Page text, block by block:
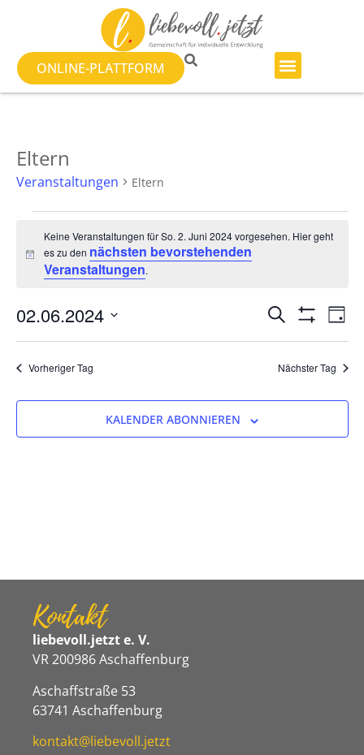
ONLINE-PLATTFORM
Eltern
Veranstaltungen Eltern
Hinweis
Keine Veranstaltungen für So. 2. Juni 2024 vorgesehen. Hier geht
es zu den nächsten bevorstehenden
Veranstaltungen.
Suche
und
SUCHE TAG
02.06.2024
wählen.
Vorheriger Tag Nächster Tag
KALENDER ABONNIEREN
Kontakt
liebevoll.jetzt e. V.
VR 200986 Aschaffenburg
Aschaffstraße 53
63741 Aschaffenburg
kontakt@liebevoll.jetzt